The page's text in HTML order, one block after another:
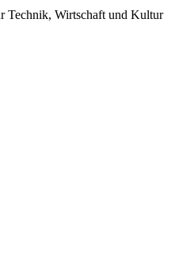
Technik, Wirtschaft und Kultur